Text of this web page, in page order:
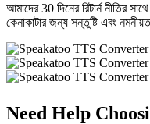
আমাদের 30 দিনের রিটার্ন নীতির
কেনাকাটার জন্য সন্তুষ্টি এবং
Need Help